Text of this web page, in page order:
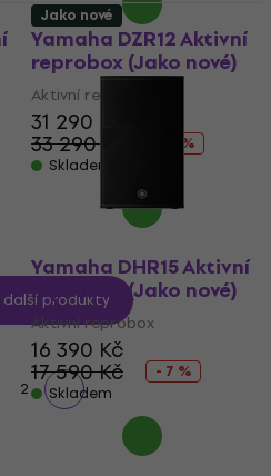
Yamaha DZR12 Aktivní
reprobox (Jako nové)
Aktivní reprobox
31 290 Kč
33 290 Kč
- 6 %
Skladem
Jako nové
Yamaha DHR15 Aktivní
reprobox (Jako nové)
Aktivní reprobox
16 390 Kč
17 590 Kč
- 7 %
Skladem
produkty
2